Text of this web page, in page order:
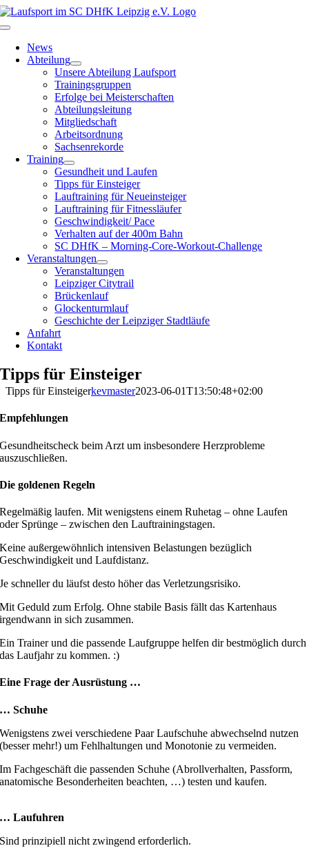
Zum
Inhalt
Toggle
Navigation
News
Abteilung
Unsere Abteilung Laufsport
Trainingsgruppen
Erfolge bei Meisterschaften
Abteilungsleitung
Mitgliedschaft
Arbeitsordnung
Sachsenrekorde
Training
Gesundheit und Laufen
Tipps für Einsteiger
Lauftraining für Neueinsteiger
Lauftraining für Fitnessläufer
Geschwindigkeit/ Pace
Verhalten auf der 400m Bahn
SC DHfK – Morning-Core-Workout-Challenge
Veranstaltungen
Veranstaltungen
Leipziger Citytrail
Brückenlauf
Glockenturmlauf
Geschichte der Leipziger Stadtläufe
Anfahrt
Kontakt
Tipps für Einsteiger
Tipps für Einsteigerkevmaster2023-06-01T13:50:48+02:00
Empfehlungen
Gesundheitscheck beim Arzt um insbesondere Herzprobleme
auszuschließen.
Die goldenen Regeln
Regelmäßig laufen. Mit wenigstens einem Ruhetag – ohne Laufen
oder Sprünge – zwischen den Lauftrainingstagen.
Keine außergewöhnlich intensiven Belastungen bezüglich
Geschwindigkeit und Laufdistanz.
Je schneller du läufst desto höher das Verletzungsrisiko.
Mit Geduld zum Erfolg. Ohne stabile Basis fällt das Kartenhaus
irgendwann in sich zusammen.
Ein Trainer und die passende Laufgruppe helfen dir bestmöglich durch
das Laufjahr zu kommen. :)
Eine Frage der Ausrüstung …
… Schuhe
Wenigstens zwei verschiedene Paar Laufschuhe abwechselnd nutzen
(besser mehr!) um Fehlhaltungen und Monotonie zu vermeiden.
Im Fachgeschäft die passenden Schuhe (Abrollverhalten, Passform,
anatomische Besonderheiten beachten, …) testen und kaufen.
… Laufuhren
Sind prinzipiell nicht zwingend erforderlich.